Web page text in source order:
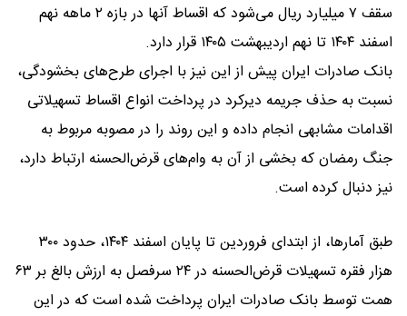
سقف ۷ میلیارد ریال می‌شود که اقساط آنها در بازه ۲ ماهه نهم
اسفند ۱۴۰۴ تا نهم اردیبهشت ۱۴۰۵ قرار دارد.
بانک صادرات ایران پیش از این نیز با اجرای طرح‌های بخشودگی،
نسبت به حذف جریمه دیرکرد در پرداخت انواع اقساط تسهیلاتی
اقدامات مشابهی انجام داده و این روند را در مصوبه مربوط به
جنگ رمضان که بخشی از آن به وام‌های قرض‌الحسنه ارتباط دارد،
نیز دنبال کرده است.
طبق آمارها، از ابتدای فروردین تا پایان اسفند ۱۴۰۴، حدود ۳۰۰
هزار فقره تسهیلات قرض‌الحسنه در ۲۴ سرفصل به ارزش بالغ بر ۶۳
همت توسط بانک صادرات ایران پرداخت شده است که در این